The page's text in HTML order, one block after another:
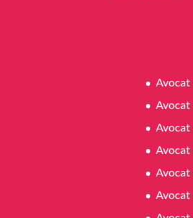
Avocat
Avocat
Avocat
Avocat
Avocat
Avocat